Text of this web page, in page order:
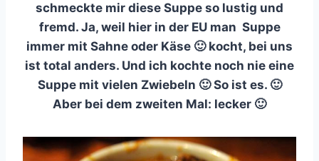
schmeckte mir diese Suppe so lustig und
fremd. Ja, weil hier in der EU man Suppe
immer mit Sahne oder Käse 🙂 kocht, bei uns
ist total anders. Und ich kochte noch nie eine
Suppe mit vielen Zwiebeln 🙂 So ist es. 🙂
Aber bei dem zweiten Mal: lecker 🙂